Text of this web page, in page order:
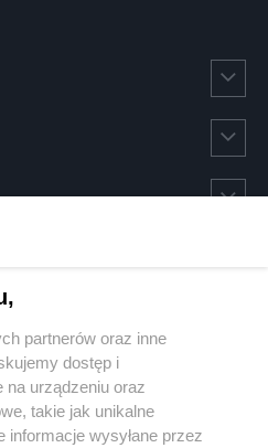
partnerów oraz inne
dostęp i
na urządzeniu oraz
takie jak unikalne
informacje wysyłane przez